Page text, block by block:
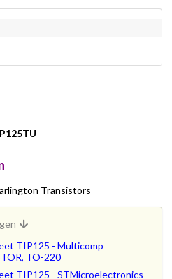
Transistors
TIP125 - Multicomp
TO-220
TIP125 - STMicroelectronics